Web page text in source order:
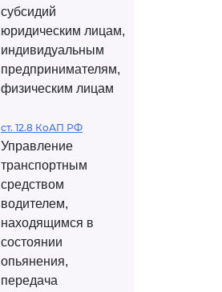
субсидий
юридическим лицам,
индивидуальным
предпринимателям,
физическим лицам
ст. 12.8 КоАП РФ
Управление
транспортным
средством
водителем,
находящимся в
состоянии
опьянения,
передача